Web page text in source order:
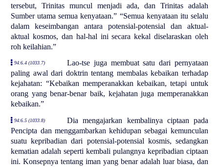
tersebut, Trinitas muncul menjadi ada, dan Trinitas adalah
Sumber utama semua kenyataan.” “Semua kenyataan itu selalu
dalam keseimbangan antara potensial-potensial dan aktual-
aktual kosmos, dan hal-hal ini secara kekal diselaraskan oleh
roh keilahian.”
94:6.4 (1033.7)
Lao-tse juga membuat satu dari pernyataan
paling awal dari doktrin tentang membalas kebaikan terhadap
kejahatan: “Kebaikan memperanakkan kebaikan, tetapi untuk
orang yang benar-benar baik, kejahatan juga memperanakkan
kebaikan.”
94:6.5 (1033.8)
Dia mengajarkan kembalinya ciptaan pada
Pencipta dan menggambarkan kehidupan sebagai kemunculan
suatu kepribadian dari potensial-potensial kosmis, sedangkan
kematian adalah seperti kembali pulangnya kepribadian ciptaan
ini. Konsepnya tentang iman yang benar adalah luar biasa, dan